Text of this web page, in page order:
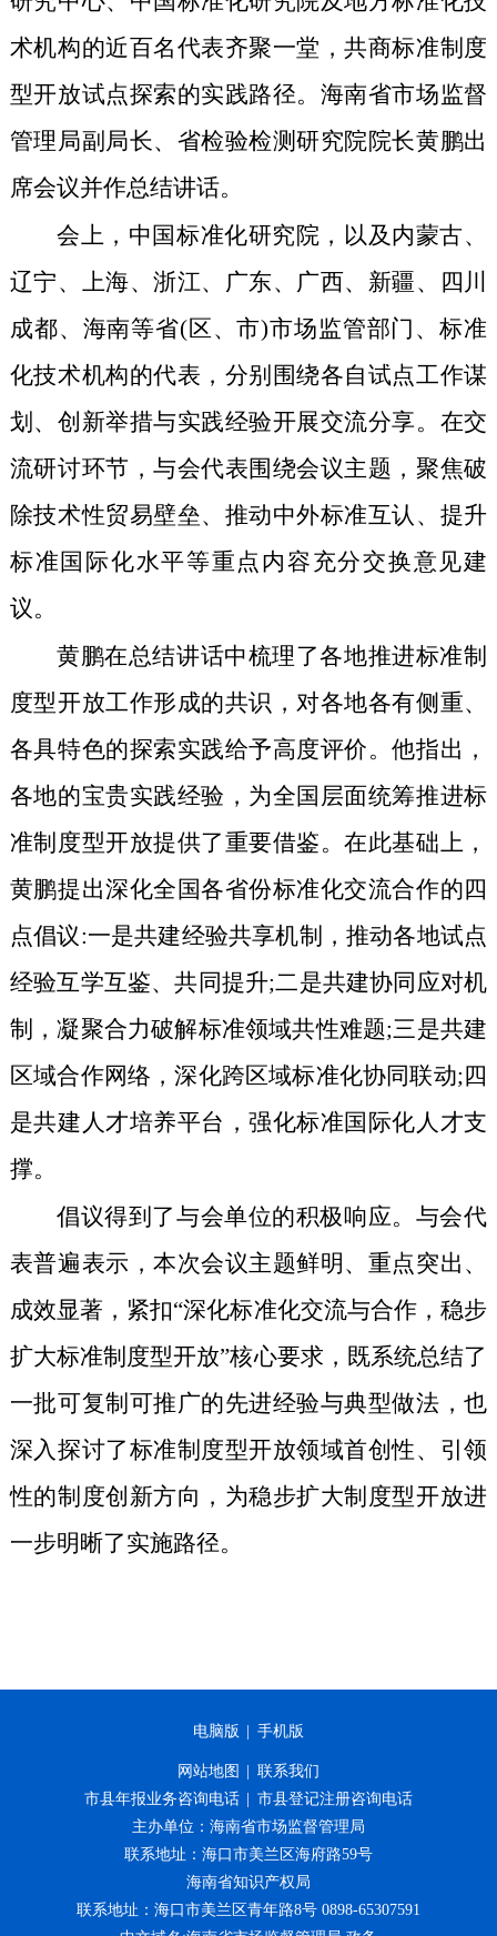
术机构的近百名代表齐聚一堂，共商标准制度
型开放试点探索的实践路径。海南省市场监督
管理局副局长、省检验检测研究院院长黄鹏出
席会议并作总结讲话。
会上，中国标准化研究院，以及内蒙古、
辽宁、上海、浙江、广东、广西、新疆、四川
成都、海南等省(区、市)市场监管部门、标准
化技术机构的代表，分别围绕各自试点工作谋
划、创新举措与实践经验开展交流分享。在交
流研讨环节，与会代表围绕会议主题，聚焦破
除技术性贸易壁垒、推动中外标准互认、提升
标准国际化水平等重点 内容充分交换意见建
议。
黄鹏在总结讲话中梳理了各地推进标准制
度型开放工作形成的共识，对各地各有侧重、
各具特色的探索实践给予高度评价。他指出，
各地的宝贵实践经验，为全国层面统筹推进标
准制度型开放提供了重要借鉴。在此基础上，
黄鹏提出深化全国各省份标准化交流合作的四
点倡议:一是共建经验共享机制，推动各地试点
经验互学互鉴、共同提升;二是共建协同应对机
制，凝聚合力破解标准领域共性难题;三是共建
区域合作网络，深化跨区域标准化协同联动;四
是共建人才培养平台，强化标准国际化人才支
撑。
倡议得到了与会单位的积极响应。与会代
表普遍表示，本次会议主题鲜明、重点突出、
成效显著，紧扣“深化标准化交流与合作，稳步
扩大标准制度型开放”核心要求，既系统总结了
一批可复制可推广的先进经验与典型做法，也
深入探讨了标准制度型开放领域首创性、引领
性的制度创新方向，为稳步扩大制度型开放进
一步明晰了实施路径。
电脑版 | 手机版
网站地图
联系我们
市县年报业务咨询电话
市县登记注册咨询电话
主办单位：海南省市场监督管理局
联系地址：海口市美兰区海府路59号
海南省知识产权局
联系地址：海口市美兰区青年路8号 0898-65307591